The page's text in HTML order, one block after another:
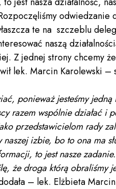
te na szczeblu
naszą
Z jednej strony chcemy
lek. Marcin Karolewski –
ponieważ jesteśmy
razem wspólnie działać
przedstawicielom rady
izbie, bo to ona ma
to jest nasze
że droga którą obraliśmy
– lek. Elżbieta